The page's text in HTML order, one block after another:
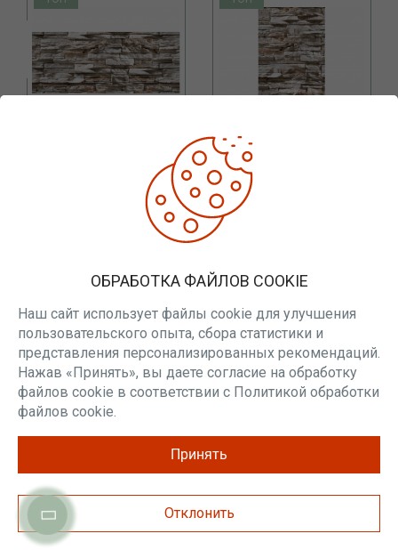
фиброцементная
огнестойкая
ФАСПАН Дикий
камень Горизонталь
Материал:
безвредный
115.00 р.
В КОРЗИНУ
фиброцементная
огнестойкая
ФАСПАН Дикий
камень Вертикаль
Материал:
безвредный
135.00 р.
В КОРЗИНУ
ТОП
ОБРАБОТКА ФАЙЛОВ COOKIE
Наш сайт использует файлы cookie для улучшения
пользовательского опыта, сбора статистики и
представления персонализированных рекомендаций.
Нажав «Принять», вы даете согласие на обработку
файлов cookie в соответствии с Политикой обработки
файлов cookie.
Отклонить
Принять